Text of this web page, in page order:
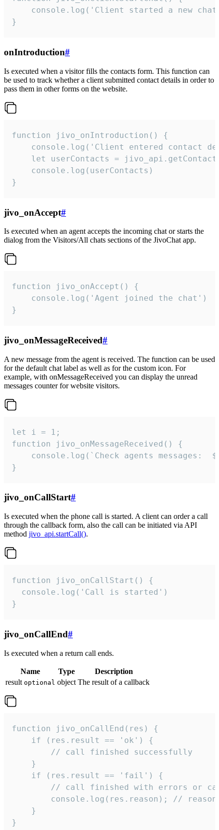
console.log('Client started a new
}
onIntroduction#
Is executed when a visitor fills the contacts form. This function can
be used to track whether a client submitted contact details in order to
pass them in other forms on the website.
function jivo_onIntroduction() {
console.log('Client entered contact
let userContacts =
    console.log(userContacts)
}
jivo_onAccept#
Is executed when an agent accepts the incoming chat or starts the
dialog from the Visitors/All chats sections of the JivoChat app.
function jivo_onAccept() {
}
jivo_onMessageReceived#
A new message from the agent is received. The function can be used
for the default chat label as well as for the custom icon. For
example, with onMessageReceived you can display the unread
messages counter for website visitors.
let i = 1;
function jivo_onMessageReceived() {
}
jivo_onCallStart#
Is executed when the phone call is started. A client can order a call
through the callback form, also the call can be initiated via API
method jivo_api.startCall().
function jivo_onCallStart() {
  console.log('Call is started')
}
jivo_onCallEnd#
Is executed when a return call ends.
Name Type
Description
result optional object The result of a callback
function jivo_onCallEnd(res) {
    if (res.result == 'ok') {
        // call finished successfully
    }
    if (res.result == 'fail') {
// call finished with errors or
console.log(res.reason); //
    }
}